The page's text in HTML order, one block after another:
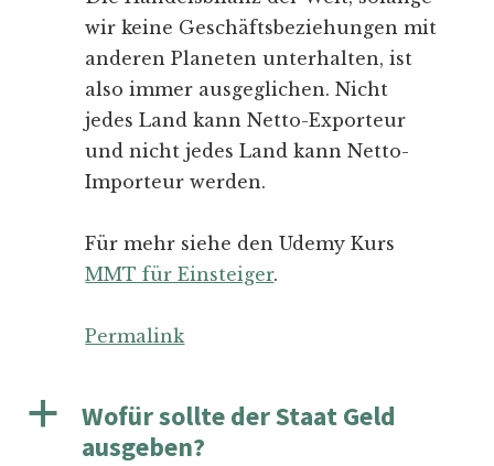
wir keine Geschäftsbeziehungen mit
anderen Planeten unterhalten, ist
also immer ausgeglichen. Nicht
jedes Land kann Netto-Exporteur
und nicht jedes Land kann Netto-
Importeur werden.
Für mehr siehe den Udemy Kurs
MMT für Einsteiger.
Permalink
a
Wofür sollte der Staat Geld
ausgeben?